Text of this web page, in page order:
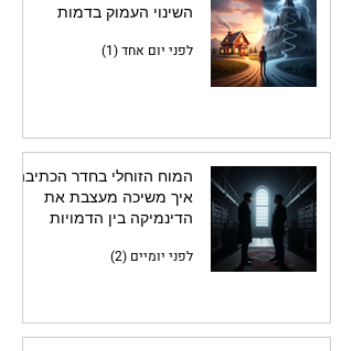
השינוי העמוק בדמות
לפני יום אחד (1)
המוח הזוחלי בחדר הכתיבה:
איך משיכה מעצבת את
הדינמיקה בין הדמויות
לפני יומיים (2)